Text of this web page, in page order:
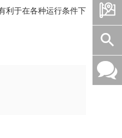



利于在各种运行条件下